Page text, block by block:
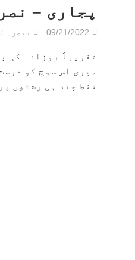
پجاری –
09/21/2022 تبصرہ
تقریباََ روزانہ کی
میری اس سوچ کو
فقط چند ہی رشتوں